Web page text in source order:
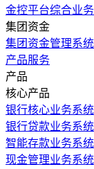
金控平台综合业
集团资金
集团资金管理系
产品服务
产品
核心产品
银行核心业务系
银行贷款业务系统
智能存款业务系统
现金管理业务系统